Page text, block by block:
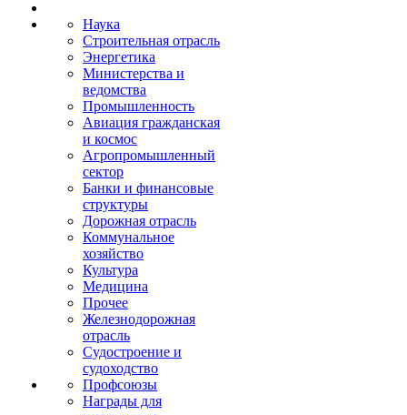
Наука
Строительная отрасль
Энергетика
Министерства и
ведомства
Промышленность
Авиация гражданская
и космос
Агропромышленный
сектор
Банки и финансовые
структуры
Дорожная отрасль
Коммунальное
хозяйство
Культура
Медицина
Прочее
Железнодорожная
отрасль
Судостроение и
судоходство
Профсоюзы
Награды для